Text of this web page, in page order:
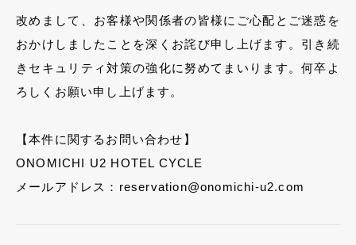
改めまして、お客様や関係者の皆様にご心配とご迷惑を
おかけしましたことを深くお詫び申し上げます。引き続
きセキュリティ対策の強化に努めてまいります。何卒よ
ろしくお願い申し上げます。
【本件に関するお問い合わせ】
ONOMICHI U2 HOTEL CYCLE
メールアドレス：reservation@onomichi-u2.com